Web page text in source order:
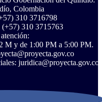
Colombia
310 3716798
310 3715763‬
M y de 1:00 PM a 5:00 PM.
juridica@proyecta.gov.co